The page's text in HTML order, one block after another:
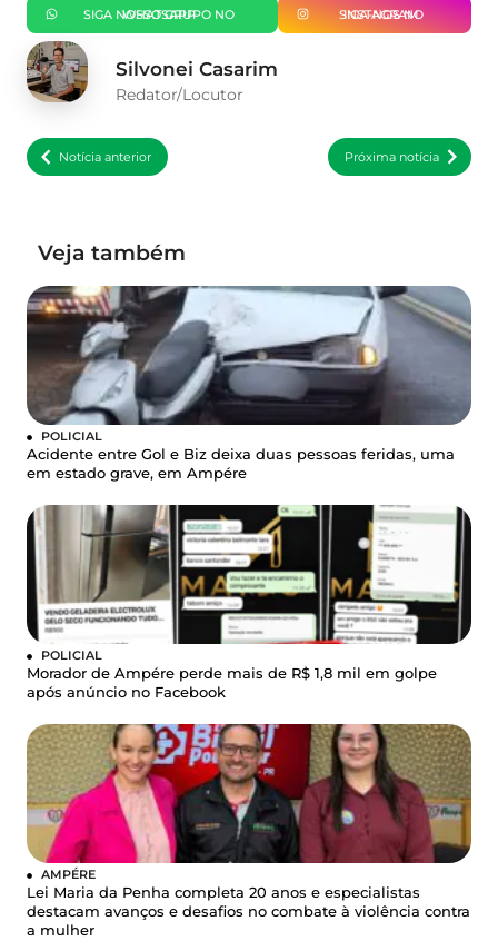
SIGA NOSSO GRUPO NO WHATSAPP SIGA-NOS NO INSTAGRAM
Silvonei Casarim
Redator/Locutor
Notícia anterior Próxima notícia
Veja também
POLICIAL
Acidente entre Gol e Biz deixa duas pessoas feridas, uma
em estado grave, em Ampére
POLICIAL
Morador de Ampére perde mais de R$ 1,8 mil em golpe
após anúncio no Facebook
AMPÉRE
Lei Maria da Penha completa 20 anos e especialistas
destacam avanços e desafios no combate à violência contra
a mulher